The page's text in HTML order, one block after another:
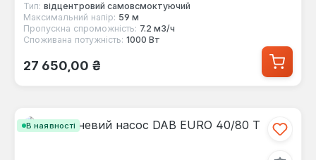
Тип: відцентровий самовсмоктуючий
Максимальний напір: 59 м
Пропускна спроможність: 7.2 м3/ч
Споживана потужність: 1000 Вт
Звичайна ціна:
27 650,00 ₴
В наявності